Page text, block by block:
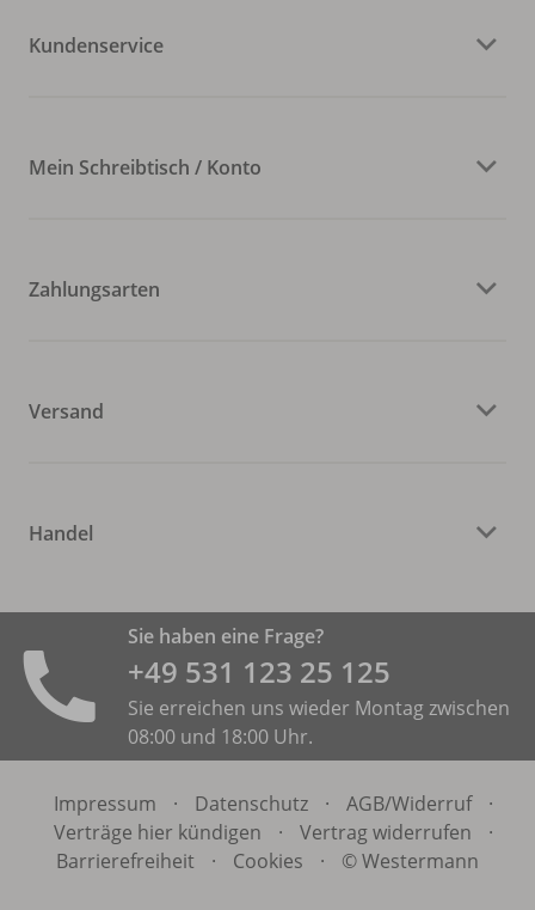
Kundenservice
Mein Schreibtisch / Konto
Zahlungsarten
Versand
Handel
Sie haben eine Frage?
+49 531 ­123 25 125
Sie erreichen uns wieder Montag zwischen
08:00 und 18:00 Uhr.
Impressum · Datenschutz · AGB/Widerruf
·
Verträge hier kündigen
· Vertrag widerrufen
·
Barrierefreiheit
· Cookies · © Westermann